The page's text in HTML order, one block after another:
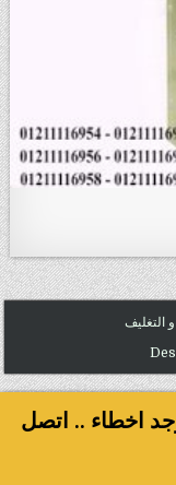
% ... قد توجد اخطاء .. اتصل